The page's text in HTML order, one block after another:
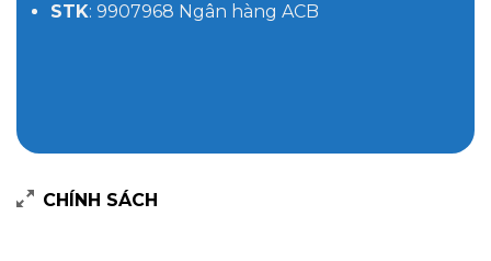
STK: 9907968 Ngân hàng ACB
CHÍNH SÁCH